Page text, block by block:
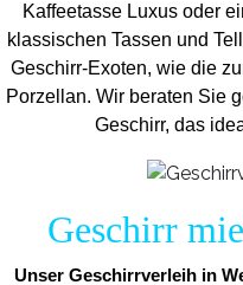
Kaffeetasse Luxus oder
klassischen Tassen und
Geschirr-Exoten, wie die
Porzellan. Wir beraten Sie
Geschirr, das
Geschirr
Unser Geschirrverleih in